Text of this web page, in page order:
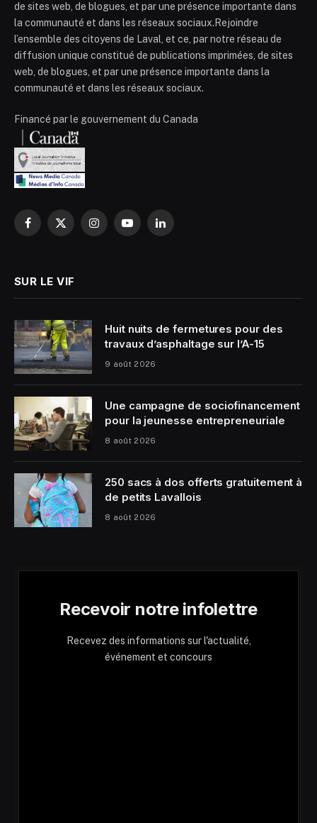
de sites web, de blogues, et par une présence importante dans
la communauté et dans les réseaux sociaux.Rejoindre
l’ensemble des citoyens de Laval, et ce, par notre réseau de
diffusion unique constitué de publications imprimées, de sites
web, de blogues, et par une présence importante dans la
communauté et dans les réseaux sociaux.
Financé par le gouvernement du Canada
Facebook
X
InstagramYouTubeLinkedIn
SUR LE VIF
Huit nuits de fermetures pour des
travaux d’asphaltage sur l’A-15
9 août 2026
Une campagne de sociofinancement
pour la jeunesse entrepreneuriale
8 août 2026
250 sacs à dos offerts gratuitement à
de petits Lavallois
8 août 2026
Recevoir notre infolettre
Recevez des informations sur l'actualité,
événement et concours